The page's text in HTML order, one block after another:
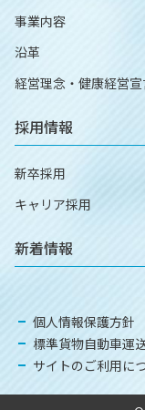
事業内容
沿革
経営理念・健康経営
採用情報
新卒採用
キャリア採用
新着情報
個人情報保護方針
標準貨物自動車運
サイトのご利用に